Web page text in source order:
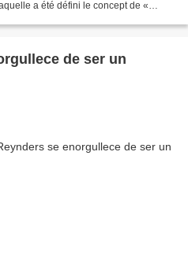
a été défini le concept de «
de ser un